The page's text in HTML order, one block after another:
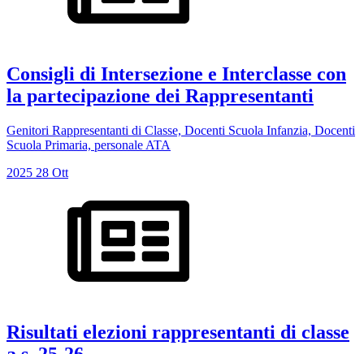
Consigli di Intersezione e Interclasse con
la partecipazione dei Rappresentanti
Genitori Rappresentanti di Classe, Docenti Scuola Infanzia, Docenti
Scuola Primaria, personale ATA
2025 28 Ott
Risultati elezioni rappresentanti di classe